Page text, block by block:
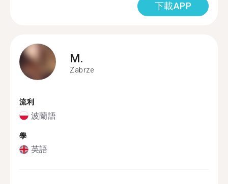
下載APP
M.
Zabrze
流利
波蘭語
學
英語